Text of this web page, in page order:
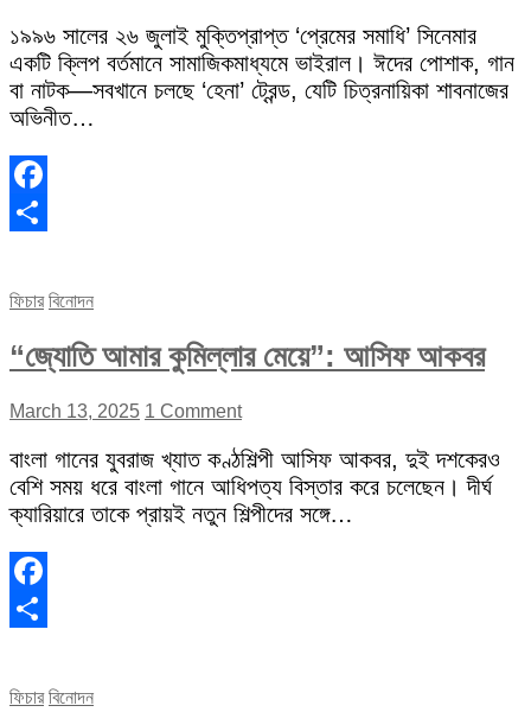
১৯৯৬ সালের ২৬ জুলাই মুক্তিপ্রাপ্ত ‘প্রেমের সমাধি’ সিনেমার
একটি ক্লিপ বর্তমানে সামাজিকমাধ্যমে ভাইরাল। ঈদের পোশাক, গান
বা নাটক—সবখানে চলছে ‘হেনা’ ট্রেন্ড, যেটি চিত্রনায়িকা শাবনাজের
অভিনীত…
Facebook
ফিচার বিনোদন
“জ্যোতি আমার কুমিল্লার মেয়ে”: আসিফ আকবর
March 13, 2025 1 Comment
বাংলা গানের যুবরাজ খ্যাত কণ্ঠশিল্পী আসিফ আকবর, দুই দশকেরও
বেশি সময় ধরে বাংলা গানে আধিপত্য বিস্তার করে চলেছেন। দীর্ঘ
ক্যারিয়ারে তাকে প্রায়ই নতুন শিল্পীদের সঙ্গে…
Facebook
ফিচার বিনোদন